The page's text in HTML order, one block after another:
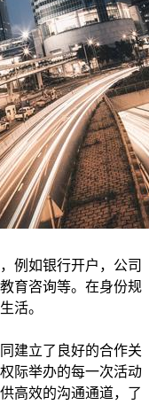
例如银行开户，公司
育咨询等。在身份规
活。
建立了良好的合作关
际举办的每一次活动
高效的沟通通道，了